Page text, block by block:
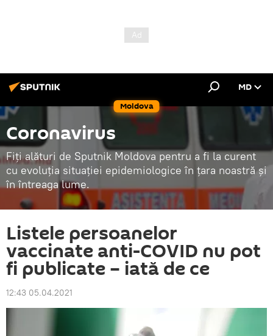
Moldova
MD
Coronavirus
Fiți alături de Sputnik Moldova pentru a fi la curent
cu evoluția situației epidemiologice în țara noastră și
în întreaga lume.
Listele persoanelor
vaccinate anti-COVID nu pot
fi publicate – iată de ce
12:43 05.04.2021